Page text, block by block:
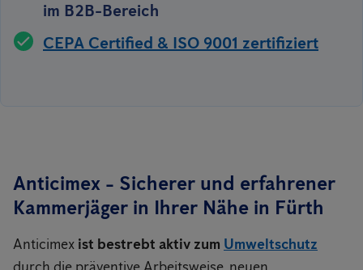
im B2B-Bereich
CEPA Certified & ISO 9001 zertifiziert
Anticimex - Sicherer und erfahrener
Kammerjäger in Ihrer Nähe in Fürth
Anticimex ist bestrebt aktiv zum Umweltschutz